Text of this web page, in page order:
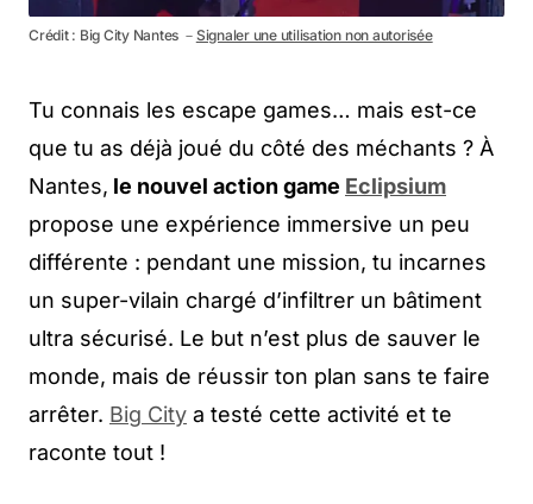
Crédit : Big City Nantes － Signaler une utilisation non autorisée
Tu connais les escape games… mais est-ce
que tu as déjà joué du côté des méchants ? À
Nantes, le nouvel action game Eclipsium
propose une expérience immersive un peu
différente : pendant une mission, tu incarnes
un super-vilain chargé d’infiltrer un bâtiment
ultra sécurisé. Le but n’est plus de sauver le
monde, mais de réussir ton plan sans te faire
arrêter. Big City a testé cette activité et te
raconte tout !